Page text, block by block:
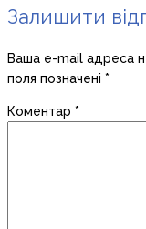
Залишити
Ваша e-mail адреса
поля позначені *
Коментар *